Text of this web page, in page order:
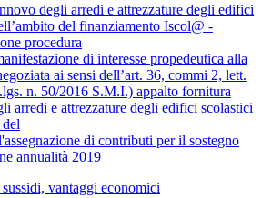
degli arredi e attrezzature degli edifici
del finanziamento Iscol@ -
procedura
di interesse propedeutica alla
ai sensi dell’art. 36, commi 2, lett.
n. 50/2016 S.M.I.) appalto fornitura
arredi e attrezzature degli edifici scolastici
di contributi per il sostegno
annualità 2019
vantaggi economici